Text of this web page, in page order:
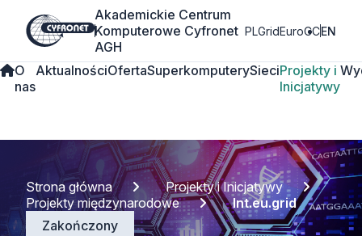
Akademickie Centrum
Komputerowe Cyfronet
AGH
PLGridEuroCCEN
O
nas
AktualnościOfertaSuperkomputerySieciProjekty i
Inicjatywy
Strona główna
Projekty i Inicjatywy
Projekty międzynarodowe
Int.eu.grid
Zakończony